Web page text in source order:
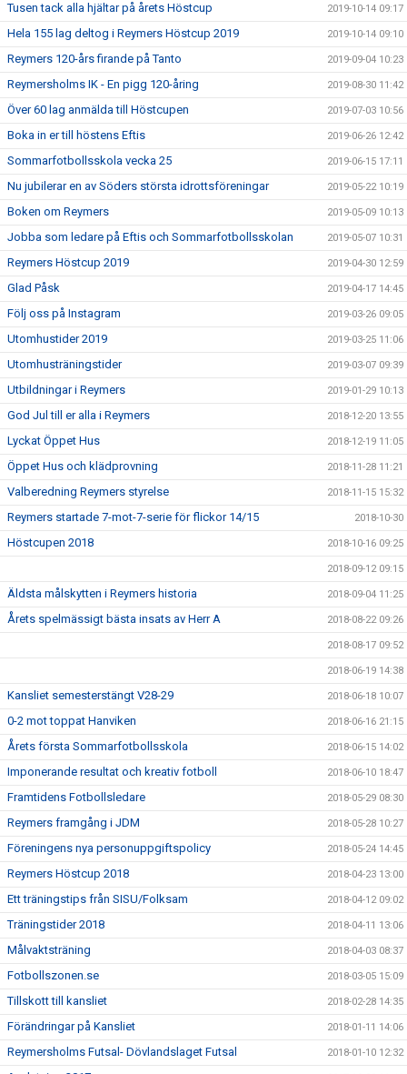
Tusen tack alla hjältar på årets Höstcup 2019-10-14 09:17
Hela 155 lag deltog i Reymers Höstcup 2019 2019-10-14 09:10
Reymers 120-års firande på Tanto 2019-09-04 10:23
Reymersholms IK - En pigg 120-åring 2019-08-30 11:42
Över 60 lag anmälda till Höstcupen 2019-07-03 10:56
Boka in er till höstens Eftis 2019-06-26 12:42
Sommarfotbollsskola vecka 25 2019-06-15 17:11
Nu jubilerar en av Söders största idrottsföreningar 2019-05-22 10:19
Boken om Reymers 2019-05-09 10:13
Jobba som ledare på Eftis och Sommarfotbollsskolan 2019-05-07 10:31
Reymers Höstcup 2019 2019-04-30 12:59
Glad Påsk 2019-04-17 14:45
Följ oss på Instagram 2019-03-26 09:05
Utomhustider 2019 2019-03-25 11:06
Utomhusträningstider 2019-03-07 09:39
Utbildningar i Reymers 2019-01-29 10:13
God Jul till er alla i Reymers 2018-12-20 13:55
Lyckat Öppet Hus 2018-12-19 11:05
Öppet Hus och klädprovning 2018-11-28 11:21
Valberedning Reymers styrelse 2018-11-15 15:32
Reymers startade 7-mot-7-serie för flickor 14/15 2018-10-30
Höstcupen 2018 2018-10-16 09:25
2018-09-12 09:15
Äldsta målskytten i Reymers historia 2018-09-04 11:25
Årets spelmässigt bästa insats av Herr A 2018-08-22 09:26
2018-08-17 09:52
2018-06-19 14:38
Kansliet semesterstängt V28-29 2018-06-18 10:07
0-2 mot toppat Hanviken 2018-06-16 21:15
Årets första Sommarfotbollsskola 2018-06-15 14:02
Imponerande resultat och kreativ fotboll 2018-06-10 18:47
Framtidens Fotbollsledare 2018-05-29 08:30
Reymers framgång i JDM 2018-05-28 10:27
Föreningens nya personuppgiftspolicy 2018-05-24 14:45
Reymers Höstcup 2018 2018-04-23 13:00
Ett träningstips från SISU/Folksam 2018-04-12 09:02
Träningstider 2018 2018-04-11 13:06
Målvaktsträning 2018-04-03 08:37
Fotbollszonen.se 2018-03-05 15:09
Tillskott till kansliet 2018-02-28 14:35
Förändringar på Kansliet 2018-01-11 14:06
Reymersholms Futsal- Dövlandslaget Futsal 2018-01-10 12:32